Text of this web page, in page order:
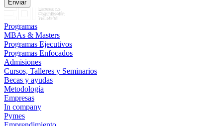
Programas
MBAs & Masters
Programas Ejecutivos
Programas Enfocados
Admisiones
Cursos, Talleres y Seminarios
Becas y ayudas
Metodología
Empresas
In company
Pymes